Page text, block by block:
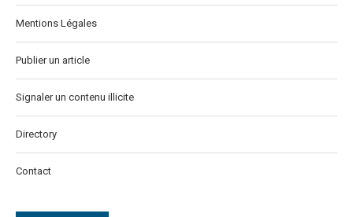
Mentions Légales
Publier un article
Signaler un contenu illicite
Directory
Contact